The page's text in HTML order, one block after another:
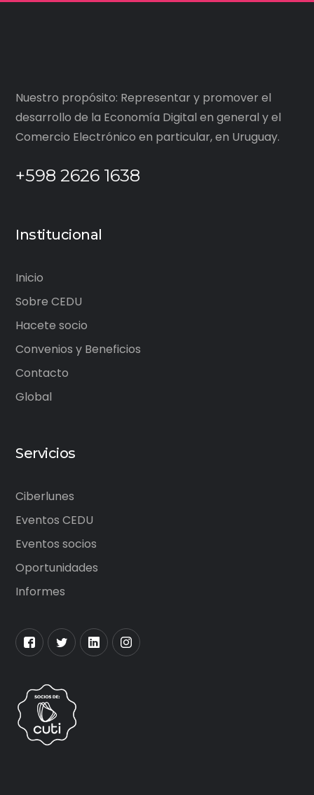
Nuestro propósito: Representar y promover el
desarrollo de la Economía Digital en general y el
Comercio Electrónico en particular, en Uruguay.
+598 2626 1638
Institucional
Inicio
Sobre CEDU
Hacete socio
Convenios y Beneficios
Contacto
Global
Servicios
Ciberlunes
Eventos CEDU
Eventos socios
Oportunidades
Informes